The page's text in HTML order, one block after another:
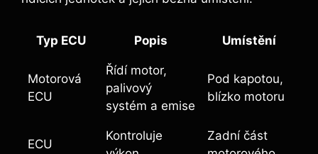
Typ ECU Popis Umístění
Motorová
ECU
Řídí motor,
palivový
systém a emise
Pod kapotou,
blízko motoru
ECU
Kontroluje
Zadní část